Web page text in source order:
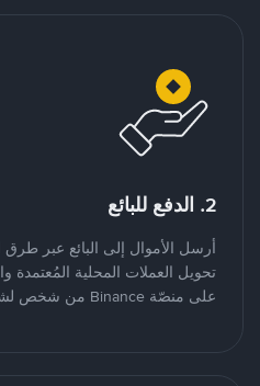
2. الدفع للبائع
أرسل الأموال إلى البائع عبر
تحويل العملات المحلية المُعتمدة
على منصّة Binance من شخص لشخص.